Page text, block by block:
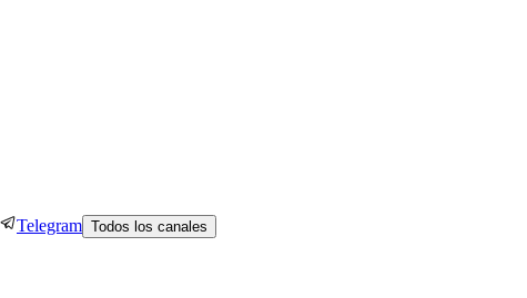
Telegram Todos los canales